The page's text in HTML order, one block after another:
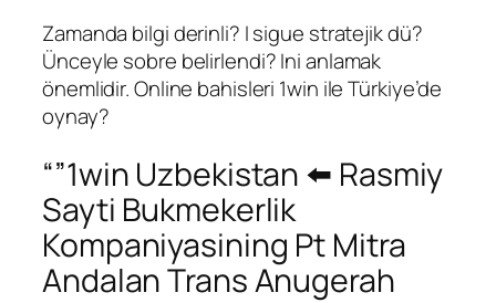
Zamanda bilgi derinli? I sigue stratejik dü?
Ünceyle sobre belirlendi? Ini anlamak
önemlidir. Online bahisleri 1win ile Türkiye’de
oynay?
“”1win Uzbekistan ⬅️ Rasmiy
Sayti Bukmekerlik
Kompaniyasining Pt Mitra
Andalan Trans Anugerah